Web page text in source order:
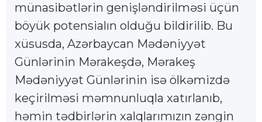
münasibətlərin genişləndirilməsi üçün
böyük potensialın olduğu bildirilib. Bu
xüsusda, Azərbaycan Mədəniyyət
Günlərinin Mərakeşdə, Mərakeş
Mədəniyyət Günlərinin isə ölkəmizdə
keçirilməsi məmnunluqla xatırlanıb,
həmin tədbirlərin xalqlarımızın zəngin